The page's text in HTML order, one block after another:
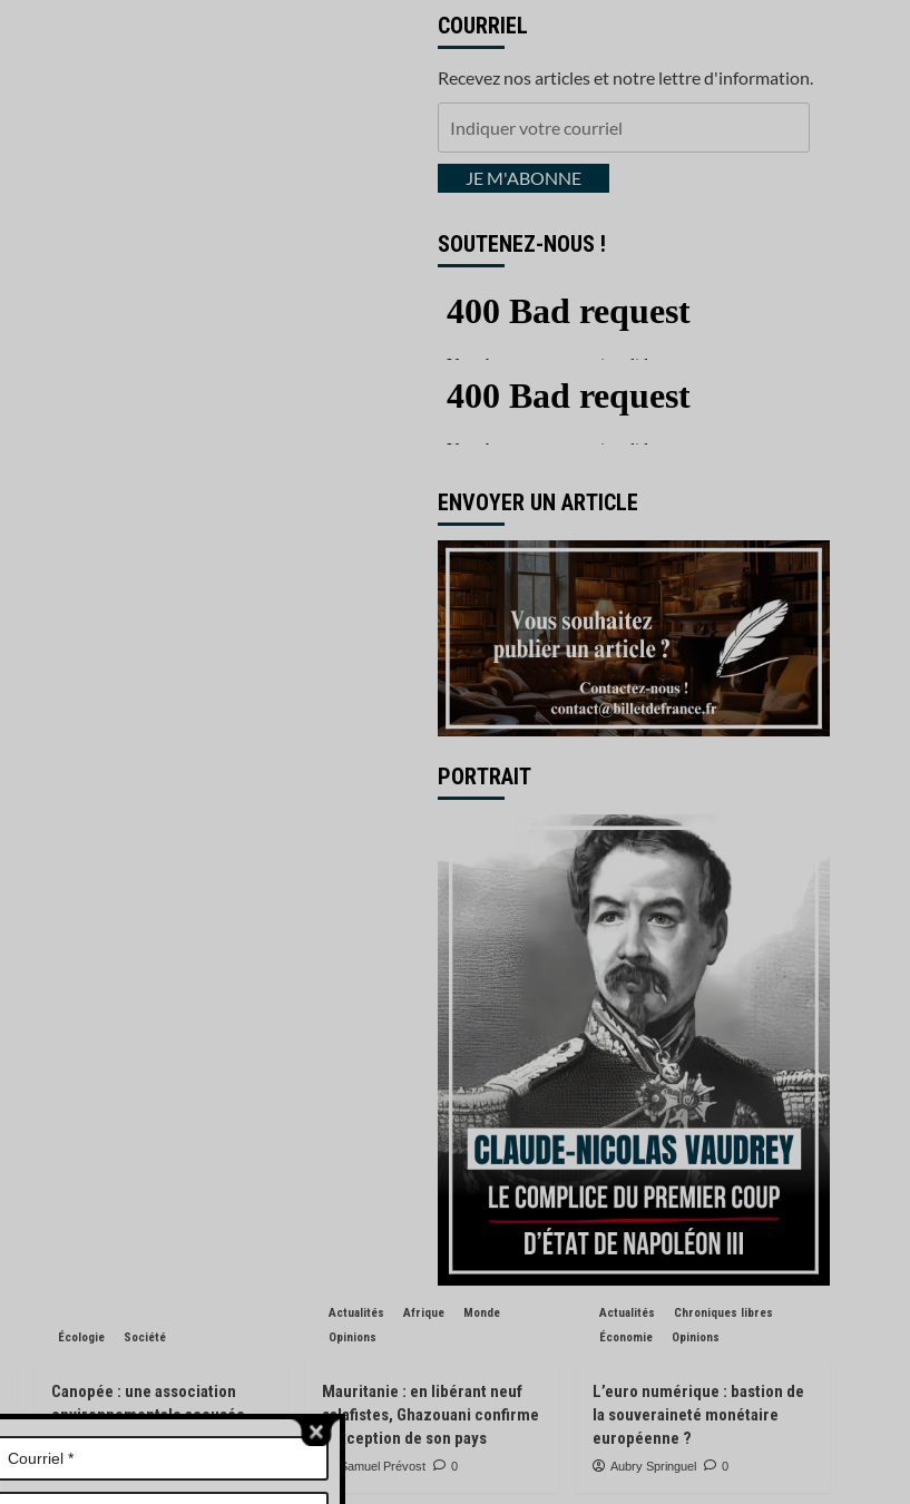
COURRIEL
Recevez nos articles et notre lettre d'information.
courrielJE M'ABONNE
SOUTENEZ-NOUS !
ENVOYER UN ARTICLE
PORTRAIT
Écologie Société
Canopée : une association
environnementale accusée
d’avoir pisté des engins
forestiers
Charles de Blondin 0
Actualités Afrique
Monde
Opinions
Mauritanie : en libérant neuf
salafistes, Ghazouani confirme
l’exception de son pays
Samuel Prévost 0
Actualités
Chroniques libres
Économie
Opinions
L’euro numérique : bastion de
la souveraineté monétaire
européenne ?
Aubry Springuel 0